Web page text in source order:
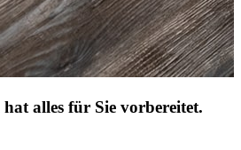
hat alles für Sie vorbereitet.